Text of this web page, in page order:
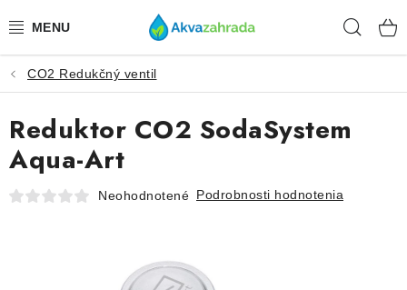
na
TECHNIKA
HNOJIVÁ
VODA
CO2 Redukčný ventil
Reduktor CO2 SodaSystem
Aqua-Art
Neohodnotené Podrobnosti hodnotenia